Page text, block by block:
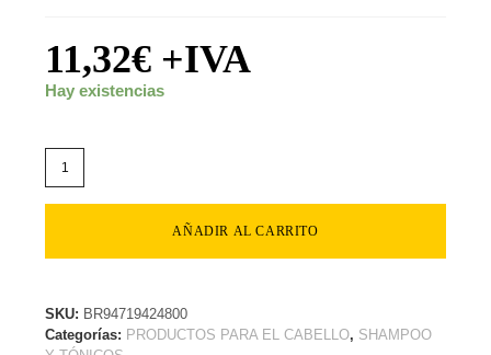
11,32€ +IVA
Hay existencias
AÑADIR AL CARRITO
SKU: BR94719424800
Categorías: PRODUCTOS PARA EL CABELLO, SHAMPOO